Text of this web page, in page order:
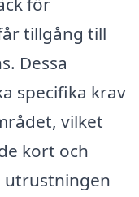
tillgång till
Dessa
specifika krav
vilket
kort och
utrustningen